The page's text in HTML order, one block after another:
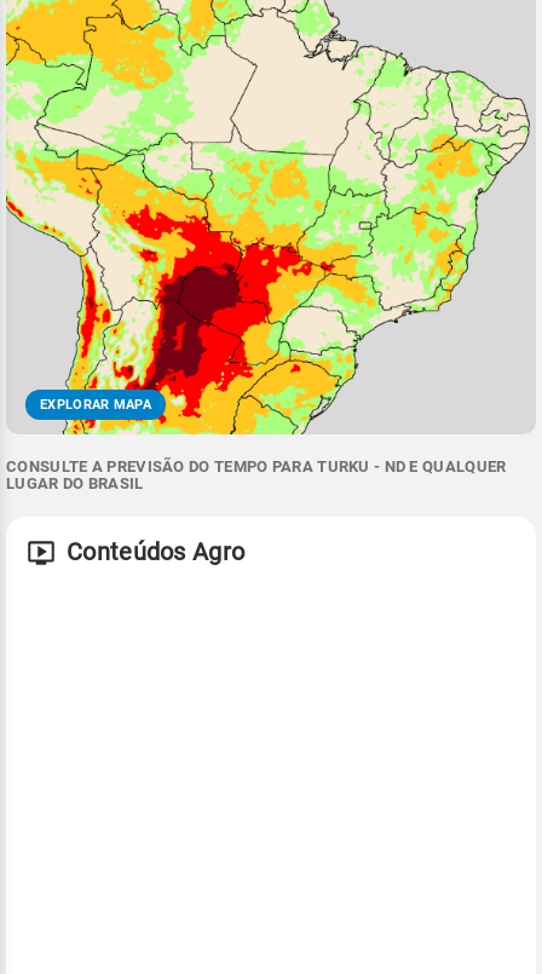
EXPLORAR MAPA
CONSULTE A PREVISÃO DO TEMPO PARA TURKU - ND E QUALQUER
LUGAR DO BRASIL
Conteúdos Agro